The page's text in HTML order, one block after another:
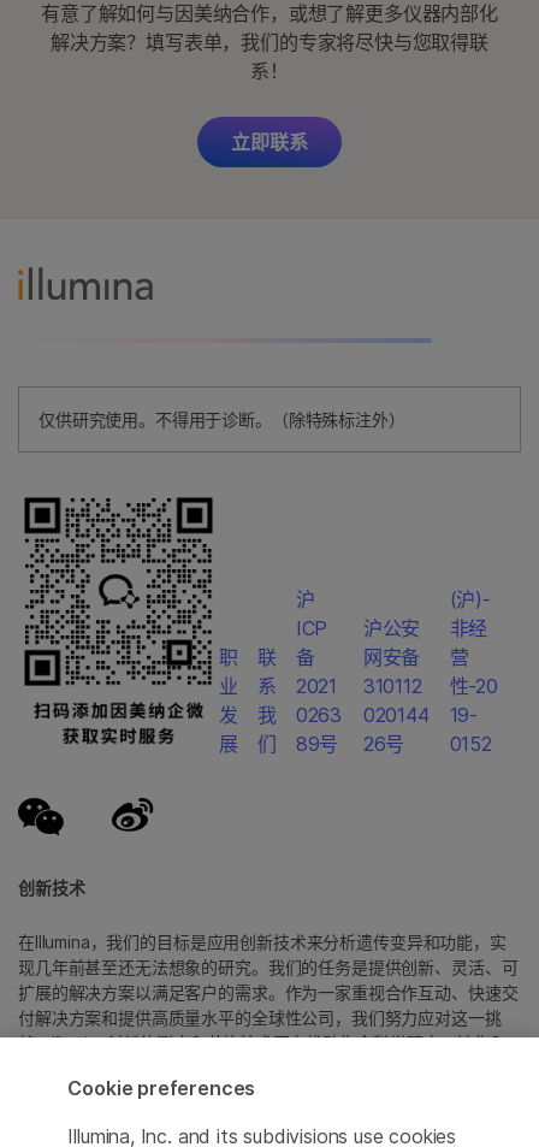
模，并确保您从第一天起就能获得高质量数
据。
有意了解如何与因美纳合作，或想了解更多仪器内部化
解决方案？填写表单，我们的专家将尽快与您取得联
系！
立即联系
仅供研究使用。不得用于诊断。（除特殊标注外）
创新技术
在Illumina，我们的目标是应用创新技术来分析遗传变异和功能，实
现几年前甚至还无法想象的研究。我们的任务是提供创新、灵活、可
扩展的解决方案以满足客户的需求。作为一家重视合作互动、快速交
付解决方案和提供高质量水平的全球性公司，我们努力应对这一挑
战。Illumina创新的测序和芯片技术正在推动生命科学研究、转化和
职
业
发
展
联
系
我
们
沪
ICP
备
2021
0263
89号
沪公安
网安备
310112
020144
26号
(沪)-
非经
营
性-20
19-
0152
Cookie preferences
Illumina, Inc. and its subdivisions use cookies